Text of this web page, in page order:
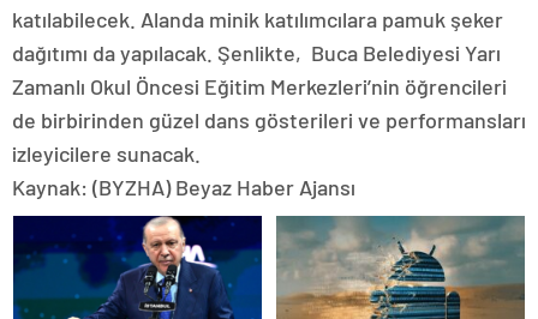
katılabilecek. Alanda minik katılımcılara pamuk şeker
dağıtımı da yapılacak. Şenlikte, Buca Belediyesi Yarı
Zamanlı Okul Öncesi Eğitim Merkezleri’nin öğrencileri
de birbirinden güzel dans gösterileri ve performansları
izleyicilere sunacak.
Kaynak: (BYZHA) Beyaz Haber Ajansı